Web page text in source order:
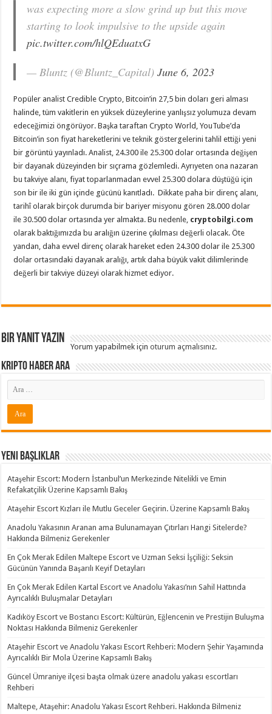
was expecting more a slow grind up but this move
starting to look impulsive to the upside again
pic.twitter.com/hlQEduatxG
— Bluntz (@Bluntz_Capital)June 6, 2023
Popüler analist Credible Crypto, Bitcoin’in 27,5 bin doları geri alması
halinde, tüm vakitlerin en yüksek düzeylerine yanlışsız yolumuza devam
edeceğimizi öngörüyor. Başka taraftan Crypto World, YouTube’da
Bitcoin’in son fiyat hareketlerini ve teknik göstergelerini tahlil ettiği yeni
bir görüntü yayınladı. Analist, 24.300 ile 25.300 dolar ortasında değişen
bir dayanak düzeyinden bir sıçrama gözlemledi. Ayrıyeten ona nazaran
bu takviye alanı, fiyat toparlanmadan evvel 25.300 dolara düştüğü için
son bir ile iki gün içinde gücünü kanıtladı. Dikkate paha bir direnç alanı,
tarihî olarak birçok durumda bir bariyer misyonu gören 28.000 dolar
ile 30.500 dolar ortasında yer almakta. Bu nedenle, cryptobilgi.com
olarak baktığımızda bu aralığın üzerine çıkılması değerli olacak. Öte
yandan, daha evvel direnç olarak hareket eden 24.300 dolar ile 25.300
dolar ortasındaki dayanak aralığı, artık daha büyük vakit dilimlerinde
değerli bir takviye düzeyi olarak hizmet ediyor.
Bir yanıt yazın
Yorum yapabilmek içinoturum açmalısınız.
Kripto Haber ARA
Yeni Başlıklar
Ataşehir Escort: Modern İstanbul’un Merkezinde Nitelikli ve Emin
Refakatçilik Üzerine Kapsamlı Bakış
Ataşehir Escort Kızları ile Mutlu Geceler Geçirin. Üzerine Kapsamlı Bakış
Anadolu Yakasının Aranan ama Bulunamayan Çıtırları Hangi Sitelerde?
Hakkında Bilmeniz Gerekenler
En Çok Merak Edilen Maltepe Escort ve Uzman Seksi İşçiliği: Seksin
Gücünün Yanında Başarılı Keyif Detayları
En Çok Merak Edilen Kartal Escort ve Anadolu Yakası’nın Sahil Hattında
Ayrıcalıklı Buluşmalar Detayları
Kadıköy Escort ve Bostancı Escort: Kültürün, Eğlencenin ve Prestijin Buluşma
Noktası Hakkında Bilmeniz Gerekenler
Ataşehir Escort ve Anadolu Yakası Escort Rehberi: Modern Şehir Yaşamında
Ayrıcalıklı Bir Mola Üzerine Kapsamlı Bakış
Güncel Ümraniye ilçesi başta olmak üzere anadolu yakası escortları
Rehberi
Maltepe, Ataşehir: Anadolu Yakası Escort Rehberi. Hakkında Bilmeniz